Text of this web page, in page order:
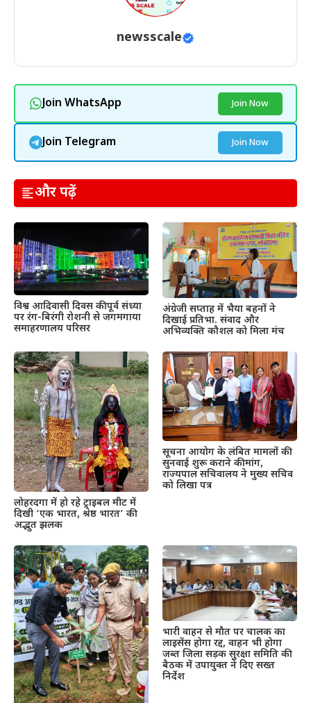
newsscale
Join WhatsApp Join Now
Join Telegram Join Now
और पढ़ें
विश्व आदिवासी दिवस की पूर्व संध्या
पर रंग-बिरंगी रोशनी से जगमगाया
समाहरणालय परिसर
अंग्रेजी सप्ताह में भैया बहनों ने
दिखाई प्रतिभा. संवाद और
अभिव्यक्ति कौशल को मिला मंच
लोहरदगा में हो रहे ट्राइबल मीट में
दिखी ‘एक भारत, श्रेष्ठ भारत’ की
अद्भुत झलक
सूचना आयोग के लंबित मामलों की
सुनवाई शुरू कराने की मांग,
राज्यपाल सचिवालय ने मुख्य सचिव
को लिखा पत्र
भारी वाहन से मौत पर चालक का
लाइसेंस होगा रद्द, वाहन भी होगा
जब्त जिला सड़क सुरक्षा समिति की
बैठक में उपायुक्त ने दिए सख्त
निर्देश